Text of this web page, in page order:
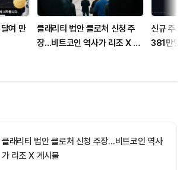
여 만
클래리티 법안 클로처 신청 주
장…비트코인 역사가 리조 X 게
신규 주
381만달
클래리티 법안 클로처 신청 주장…비트코인 역사
가 리조 X 게시물